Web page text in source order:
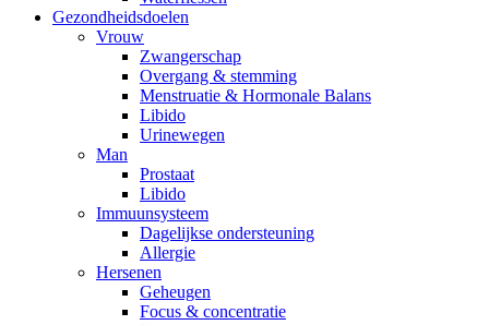
Gezondheidsdoelen
Vrouw
Zwangerschap
Overgang & stemming
Menstruatie & Hormonale Balans
Libido
Urinewegen
Man
Prostaat
Libido
Immuunsysteem
Dagelijkse ondersteuning
Allergie
Hersenen
Geheugen
Focus & concentratie